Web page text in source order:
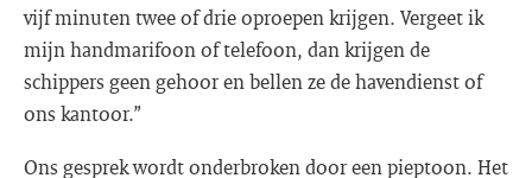
vijf minuten twee of drie oproepen krijgen. Vergeet ik
mijn handmarifoon of telefoon, dan krijgen de
schippers geen gehoor en bellen ze de havendienst of
ons kantoor.”
Ons gesprek wordt onderbroken door een pieptoon. Het